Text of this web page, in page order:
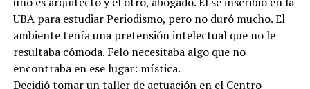
UBA para estudiar Periodismo, pero no duró mucho. El
ambiente tenía una pretensión intelectual que no le
resultaba cómoda. Felo necesitaba algo que no
encontraba en ese lugar: mística.
Decidió tomar un taller de actuación en el Centro